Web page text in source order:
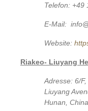
Telefon: +49
E-Mail:
Website:
Riakeo- Liuyang
Adresse: 6/
Liuyang
Hunan, China